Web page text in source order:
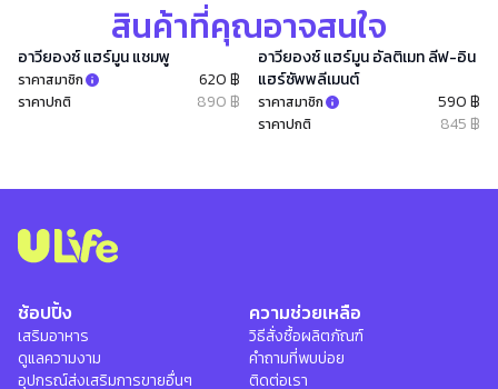
สินค้าที่คุณอาจสนใจ
อาวียองซ์ แฮร์มูน แชมพู
ราคาสมาชิก 620 ฿
ราคาปกติ 890 ฿
อาวียองซ์ แฮร์มูน อัลติเมท ลีฟ-อิน
แฮร์ซัพพลีเมนต์
ราคาสมาชิก 590 ฿
ราคาปกติ 845 ฿
ช้อปปิ้ง
เสริมอาหาร
ดูแลความงาม
อุปกรณ์ส่งเสริมการขายอื่นๆ
ความช่วยเหลือ
วิธีสั่งซื้อผลิตภัณฑ์
คำถามที่พบบ่อย
ติดต่อเรา